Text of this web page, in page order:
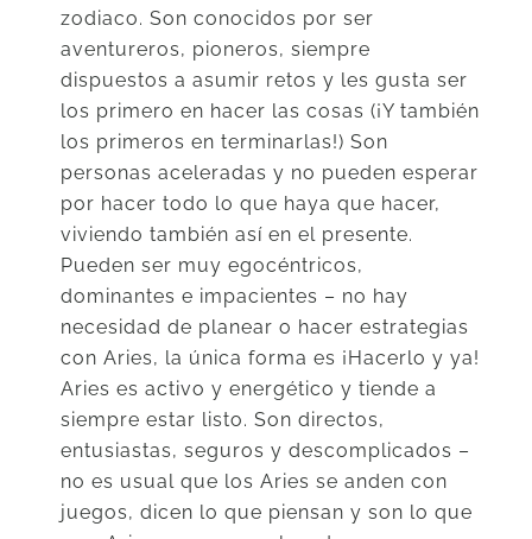
zodiaco. Son conocidos por ser
aventureros, pioneros, siempre
dispuestos a asumir retos y les gusta ser
los primero en hacer las cosas (¡Y también
los primeros en terminarlas!) Son
personas aceleradas y no pueden esperar
por hacer todo lo que haya que hacer,
viviendo también así en el presente.
Pueden ser muy egocéntricos,
dominantes e impacientes – no hay
necesidad de planear o hacer estrategias
con Aries, la única forma es ¡Hacerlo y ya!
Aries es activo y energético y tiende a
siempre estar listo. Son directos,
entusiastas, seguros y descomplicados –
no es usual que los Aries se anden con
juegos, dicen lo que piensan y son lo que